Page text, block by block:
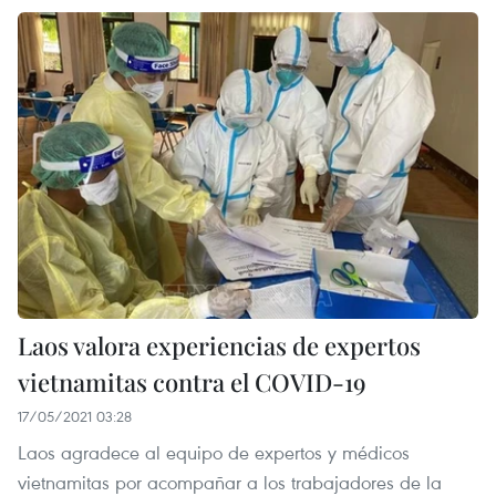
Laos valora experiencias de expertos
vietnamitas contra el COVID-19
17/05/2021 03:28
Laos agradece al equipo de expertos y médicos
vietnamitas por acompañar a los trabajadores de la